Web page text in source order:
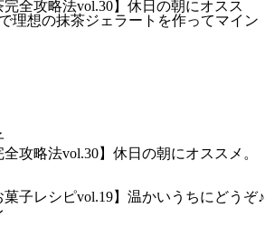
全攻略法vol.30】休日の朝にオススメ。